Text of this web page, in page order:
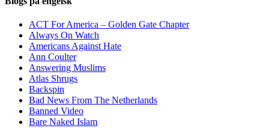
ACT For America – Golden Gate Chapter
Always On Watch
Americans Against Hate
Ann Coulter
Answering Muslims
Atlas Shrugs
Backspin
Bad News From The Netherlands
Banned Video
Bare Naked Islam